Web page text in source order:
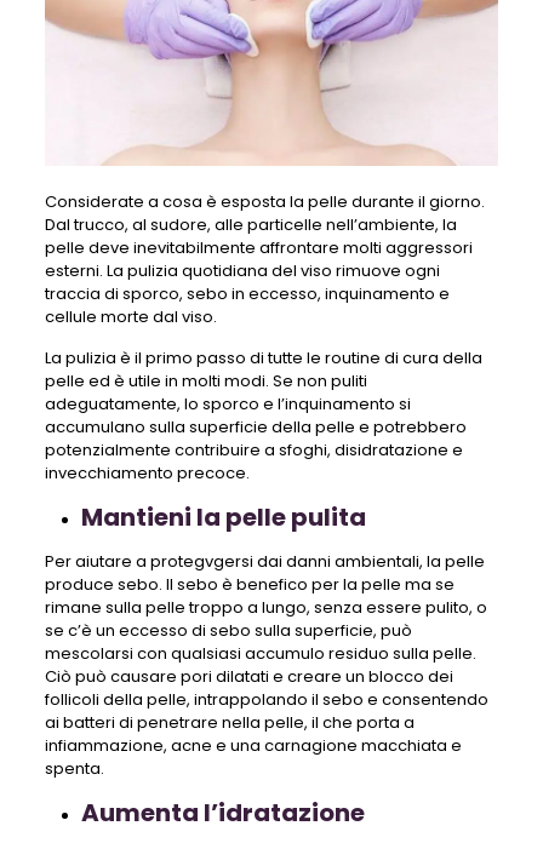
Considerate a cosa è esposta la pelle durante il giorno.
Dal trucco, al sudore, alle particelle nell’ambiente, la
pelle deve inevitabilmente affrontare molti aggressori
esterni. La pulizia quotidiana del viso rimuove ogni
traccia di sporco, sebo in eccesso, inquinamento e
cellule morte dal viso.
La pulizia è il primo passo di tutte le routine di cura della
pelle ed è utile in molti modi. Se non puliti
adeguatamente, lo sporco e l’inquinamento si
accumulano sulla superficie della pelle e potrebbero
potenzialmente contribuire a sfoghi, disidratazione e
invecchiamento precoce.
Mantieni la pelle pulita
Per aiutare a protegvgersi dai danni ambientali, la pelle
produce sebo. Il sebo è benefico per la pelle ma se
rimane sulla pelle troppo a lungo, senza essere pulito, o
se c’è un eccesso di sebo sulla superficie, può
mescolarsi con qualsiasi accumulo residuo sulla pelle.
Ciò può causare pori dilatati e creare un blocco dei
follicoli della pelle, intrappolando il sebo e consentendo
ai batteri di penetrare nella pelle, il che porta a
infiammazione, acne e una carnagione macchiata e
spenta.
Aumenta l’idratazione